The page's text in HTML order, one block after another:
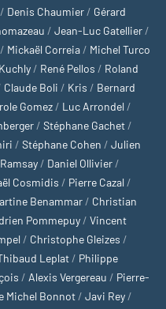
/ Denis Chaumier / Gérard
/ Jean-Luc Gatellier /
/ Mickaël Correia / Michel Turco
/ René Pellos / Roland
Claude Boli / Kris / Bernard
Gomez / Luc Arrondel /
/ Stéphane Gachet /
/ Stéphane Cohen / Julien
/ Daniel Ollivier /
Cosmidis / Pierre Cazal /
Benammar / Christian
Pommepuy / Vincent
/ Christophe Gleizes /
Leplat / Philippe
/ Alexis Vergereau / Pierre-
Michel Bonnot / Javi Rey /